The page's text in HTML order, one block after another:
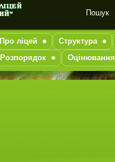
Пошук
Про ліцей Структура
Розпорядок Оцінювання